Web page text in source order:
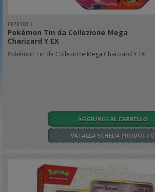
PK10300-1
Pokémon Tin da Collezione Mega
Charizard Y EX
Pokémon Tin da Collezione Mega Charizard Y EX
AGGIUNGI AL CARRELLO
VAI ALLA SCHEDA PRODOTTO